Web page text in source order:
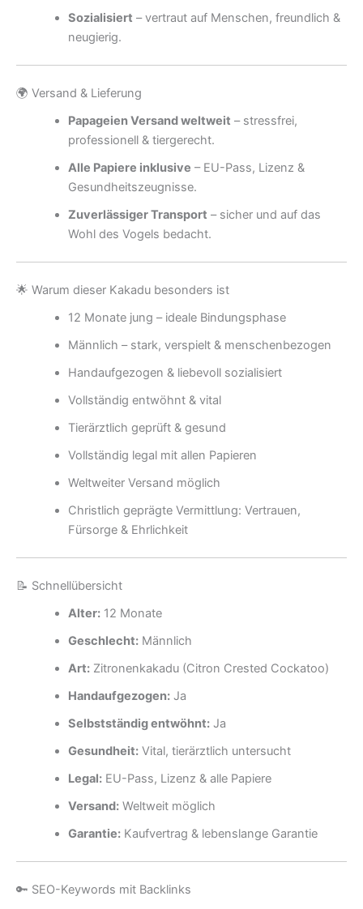
Sozialisiert – vertraut auf Menschen, freundlich &
neugierig.
🌍 Versand & Lieferung
Papageien Versand weltweit – stressfrei,
professionell & tiergerecht.
Alle Papiere inklusive – EU-Pass, Lizenz &
Gesundheitszeugnisse.
Zuverlässiger Transport – sicher und auf das
Wohl des Vogels bedacht.
🌟 Warum dieser Kakadu besonders ist
12 Monate jung – ideale Bindungsphase
Männlich – stark, verspielt & menschenbezogen
Handaufgezogen & liebevoll sozialisiert
Vollständig entwöhnt & vital
Tierärztlich geprüft & gesund
Vollständig legal mit allen Papieren
Weltweiter Versand möglich
Christlich geprägte Vermittlung: Vertrauen,
Fürsorge & Ehrlichkeit
📝 Schnellübersicht
Alter:12 Monate
Geschlecht:Männlich
Art:Zitronenkakadu (Citron Crested Cockatoo)
Handaufgezogen:Ja
Selbstständig entwöhnt:Ja
Gesundheit:Vital, tierärztlich untersucht
Legal:EU-Pass, Lizenz & alle Papiere
Versand:Weltweit möglich
Garantie:Kaufvertrag & lebenslange Garantie
🔑 SEO-Keywords mit Backlinks